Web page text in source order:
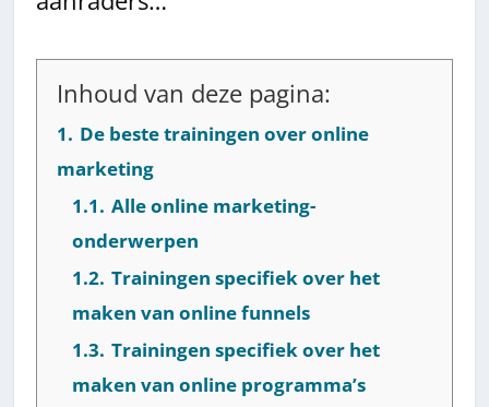
Inhoud van deze pagina:
1. De beste trainingen over online
marketing
1.1. Alle online marketing-
onderwerpen
1.2. Trainingen specifiek over het
maken van online funnels
1.3. Trainingen specifiek over het
maken van online programma’s